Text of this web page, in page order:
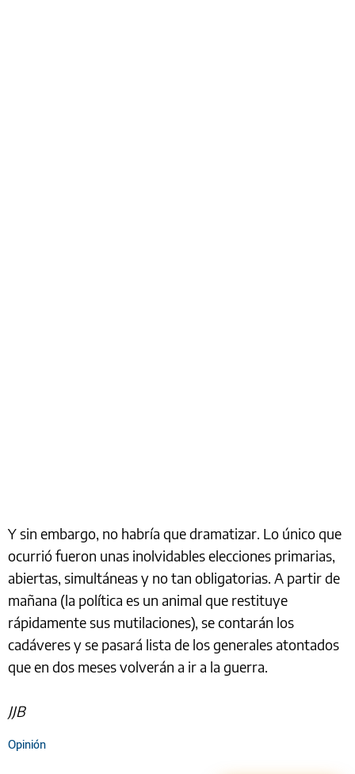
Y sin embargo, no habría que dramatizar. Lo único que
ocurrió fueron unas inolvidables elecciones primarias,
abiertas, simultáneas y no tan obligatorias. A partir de
mañana (la política es un animal que restituye
rápidamente sus mutilaciones), se contarán los
cadáveres y se pasará lista de los generales atontados
que en dos meses volverán a ir a la guerra.
JJB
Opinión